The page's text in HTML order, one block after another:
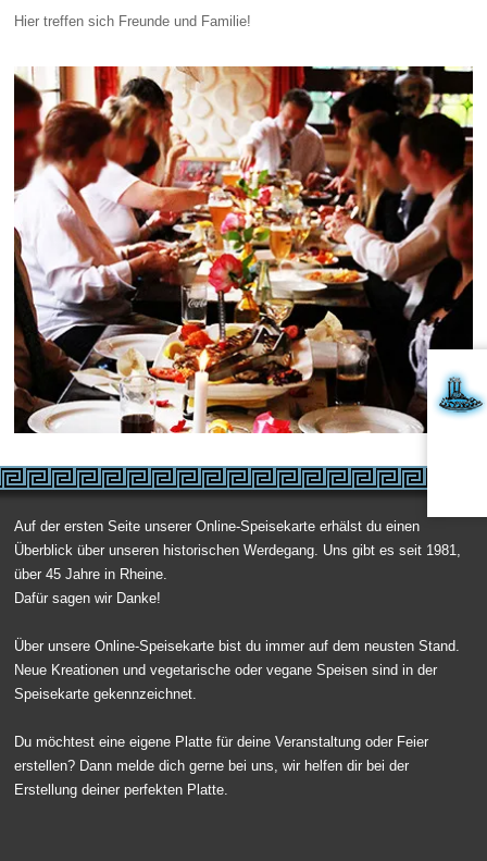
Hier treffen sich Freunde und Familie!
Auf der ersten Seite unserer Online-Speisekarte erhälst du einen
Überblick über unseren historischen Werdegang. Uns gibt es seit 1981,
über 45 Jahre in Rheine.
Dafür sagen wir Danke!
Über unsere Online-Speisekarte bist du immer auf dem neusten Stand.
Neue Kreationen und vegetarische oder vegane Speisen sind in der
Speisekarte gekennzeichnet.
Du möchtest eine eigene Platte für deine Veranstaltung oder Feier
erstellen? Dann melde dich gerne bei uns, wir helfen dir bei der
Erstellung deiner perfekten Platte.